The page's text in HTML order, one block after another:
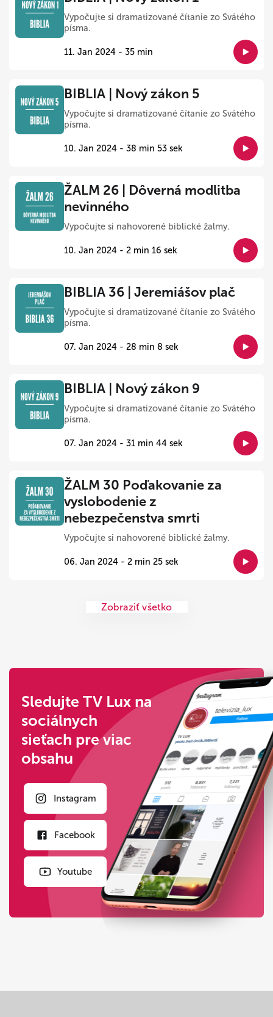
Vypočujte si dramatizované čítanie zo Svätého
písma.
11. Jan 2024 - 35 min
BIBLIA | Nový zákon 5
Vypočujte si dramatizované čítanie zo Svätého
písma.
10. Jan 2024 - 38 min 53 sek
ŽALM 26 | Dôverná modlitba
nevinného
Vypočujte si nahovorené biblické žalmy.
10. Jan 2024 - 2 min 16 sek
BIBLIA 36 | Jeremiášov plač
Vypočujte si dramatizované čítanie zo Svätého
písma.
07. Jan 2024 - 28 min 8 sek
BIBLIA | Nový zákon 9
Vypočujte si dramatizované čítanie zo Svätého
písma.
07. Jan 2024 - 31 min 44 sek
ŽALM 30 Poďakovanie za
vyslobodenie z
nebezpečenstva smrti
Vypočujte si nahovorené biblické žalmy.
06. Jan 2024 - 2 min 25 sek
Zobraziť všetko
Sledujte TV Lux na
sociálnych
sieťach pre viac
obsahu
Instagram
Facebook
Youtube